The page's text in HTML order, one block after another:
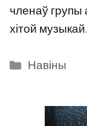
членаў групы
хітой музыкай.
Categories
Навіны